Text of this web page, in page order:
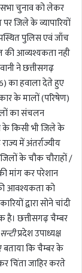
चुनाव को लेकर
जिले के व्यापारियों
पुलिस एवं जाँच
की आव्यश्यकता नही
ने छत्तीसगढ़
का हवाला देते हुए
के मालों (परिषेण)
का संचलन
के किसी भी जिले के
में अंतर्राज्यीय
के चौक चौराहों /
मांग कर परेशान
आवश्यकता को
द्वारा सोने चांदी
है। छत्तीसगढ़ चैम्बर
सन्टीप्रदेश उपाध्यक्ष
बताया कि चैम्बर के
चिंता जाहिर करते